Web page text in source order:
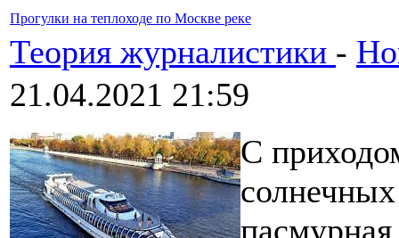
Прогулки на теплоходе по Москве реке
Теория журналистики -
21.04.2021 21:59
С